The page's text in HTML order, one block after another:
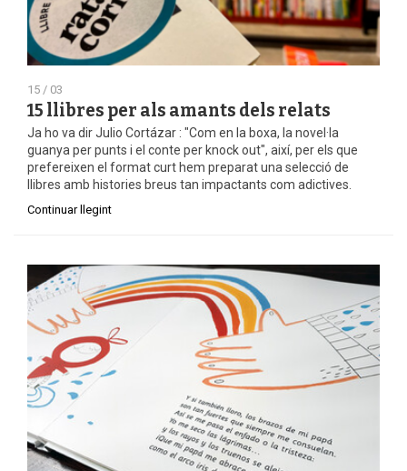
15 / 03
15 llibres per als amants dels relats
Ja ho va dir Julio Cortázar : "Com en la boxa, la novel·la
guanya per punts i el conte per knock out", així, per els que
prefereixen el format curt hem preparat una selecció de
llibres amb histories breus tan impactants com adictives.
Continuar llegint